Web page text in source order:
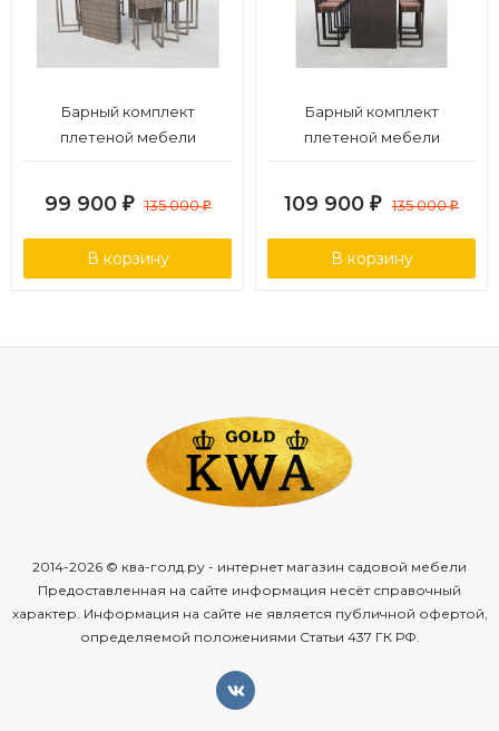
Барный комплект
плетеной мебели
99 900 ₽ 135 000₽
В корзину
Барный комплект
плетеной мебели
109 900 ₽ 135 000₽
В корзину
2014-2026 © ква-голд.ру - интернет магазин садовой мебели
Предоставленная на сайте информация несёт справочный
характер. Информация на сайте не является публичной офертой,
определяемой положениями Статьи 437 ГК РФ.